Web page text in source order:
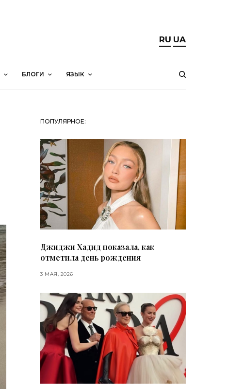
RU UA
БЛОГИ ЯЗЫК
ПОПУЛЯРНОЕ:
Джиджи Хадид показала, как
отметила день рождения
3 МАЯ, 2026